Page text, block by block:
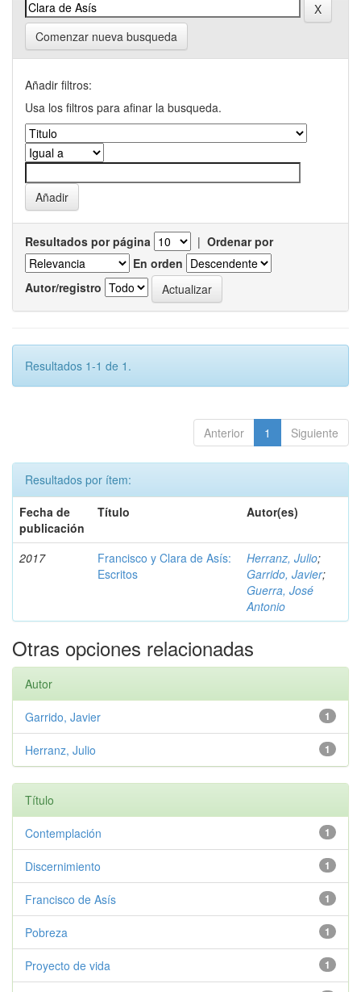
Comenzar nueva busqueda
Añadir filtros:
Usa los filtros para afinar la busqueda.
Resultados por página | Ordenar por
En orden
Autor/registro
Resultados 1-1 de 1.
Anterior 1 Siguiente
Resultados por ítem:
Fecha de
publicación
Título Autor(es)
2017
Francisco y Clara de Asís:
Escritos
Herranz, Julio;
Garrido, Javier;
Guerra, José
Antonio
Otras opciones relacionadas
Autor
1
Garrido, Javier
1
Herranz, Julio
Título
1
Contemplación
1
Discernimiento
1
Francisco de Asís
1
Pobreza
1
Proyecto de vida